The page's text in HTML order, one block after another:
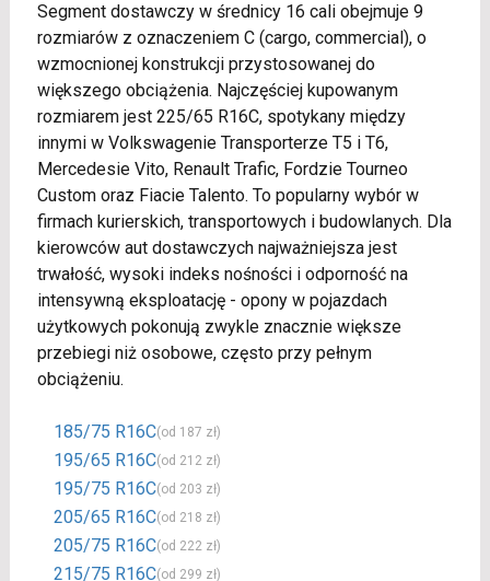
Segment dostawczy w średnicy 16 cali obejmuje 9
rozmiarów z oznaczeniem C (cargo, commercial), o
wzmocnionej konstrukcji przystosowanej do
większego obciążenia. Najczęściej kupowanym
rozmiarem jest 225/65 R16C, spotykany między
innymi w Volkswagenie Transporterze T5 i T6,
Mercedesie Vito, Renault Trafic, Fordzie Tourneo
Custom oraz Fiacie Talento. To popularny wybór w
firmach kurierskich, transportowych i budowlanych. Dla
kierowców aut dostawczych najważniejsza jest
trwałość, wysoki indeks nośności i odporność na
intensywną eksploatację - opony w pojazdach
użytkowych pokonują zwykle znacznie większe
przebiegi niż osobowe, często przy pełnym
obciążeniu.
185/75 R16C(od 187 zł)
195/65 R16C(od 212 zł)
195/75 R16C(od 203 zł)
205/65 R16C(od 218 zł)
205/75 R16C(od 222 zł)
215/75 R16C(od 299 zł)